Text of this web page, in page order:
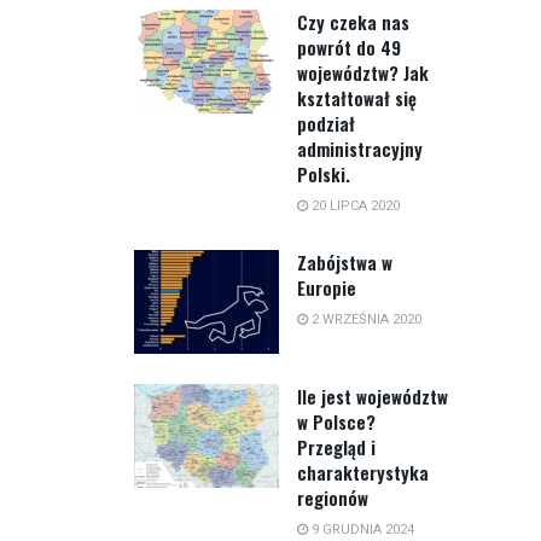
Czy czeka nas
powrót do 49
województw? Jak
kształtował się
podział
administracyjny
Polski.
20 LIPCA 2020
Zabójstwa w
Europie
2 WRZEŚNIA 2020
Ile jest województw
w Polsce?
Przegląd i
charakterystyka
regionów
9 GRUDNIA 2024